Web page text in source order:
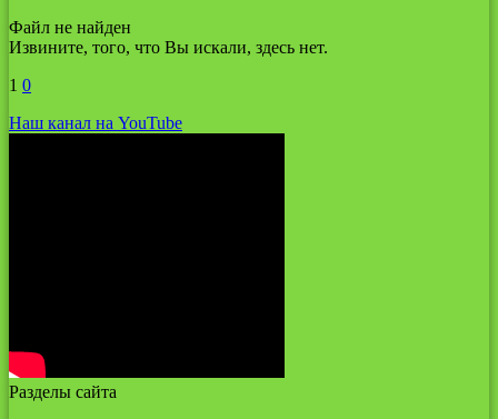
Файл не найден
Извините, того, что Вы искали, здесь нет.
1 0
Наш канал на YouTube
Разделы сайта